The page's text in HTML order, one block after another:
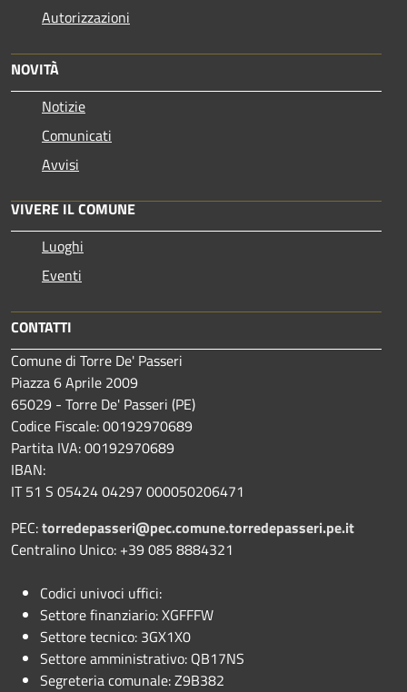
Autorizzazioni
NOVITÀ
Notizie
Comunicati
Avvisi
VIVERE IL COMUNE
Luoghi
Eventi
CONTATTI
Comune di Torre De' Passeri
Piazza 6 Aprile 2009
65029 - Torre De' Passeri (PE)
Codice Fiscale: 00192970689
Partita IVA: 00192970689
IBAN:
IT 51 S 05424 04297 000050206471
PEC:torredepasseri@pec.comune.torredepasseri.pe.it
Centralino Unico: +39 085 8884321
Codici univoci uffici:
Settore finanziario: XGFFFW
Settore tecnico: 3GX1X0
Settore amministrativo: QB17NS
Segreteria comunale: Z9B382